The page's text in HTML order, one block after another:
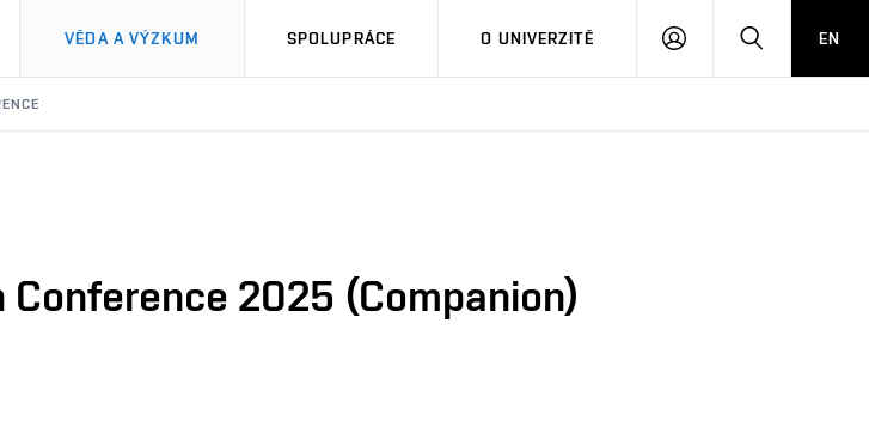
VĚDA A VÝZKUM SPOLUPRÁCE O UNIVERZITĚ
PŘIHLÁSIT HLEDATEN
2025 (Companion)